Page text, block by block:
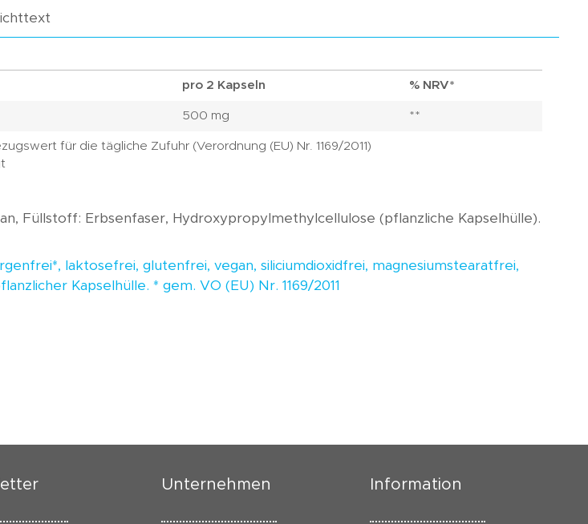
pro 2 Kapseln % NRV*
500 mg **
für die tägliche Zufuhr (Verordnung (EU) Nr. 1169/2011)
Füllstoff: Erbsenfaser, Hydroxypropylmethylcellulose (pflanzliche Kapselhülle).
laktosefrei, glutenfrei, vegan, siliciumdioxidfrei, magnesiumstearatfrei,
Kapselhülle. * gem. VO (EU) Nr. 1169/2011
Unternehmen Information